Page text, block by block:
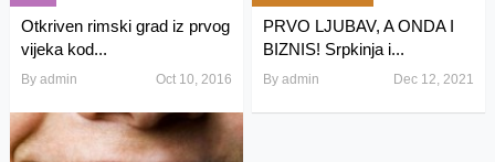
Otkriven rimski grad iz prvog
vijeka kod...
By admin Oct 10, 2016
PRVO LJUBAV, A ONDA I
BIZNIS! Srpkinja i...
Byadmin Dec 12, 2021